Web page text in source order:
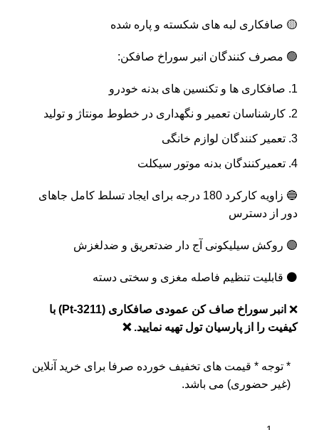
🟡 صافکاری لبه های شکسته و پاره شده
🟢 مصرف کنندگان انبر سوراخ صافکن:
صافکاری ها و تکنسین های بدنه خودرو
کارشناسان تعمیر و نگهداری در خطوط مونتاژ و تولید
تعمیر کنندگان لوازم خانگی
تعمیرکنندگان بدنه موتور سیکلت
🔵 زاویه کارکرد 180 درجه برای ایجاد تسلط کامل جاهای
دور از دسترس
🟣 روکش سیلیکونی آج دار ضدتعریق و ضدلغزش
⚫ قابلیت تنظیم فاصله مغزی و سختی دسته
❌
انبر سوراخ صاف کن عمودی صافکاری (Pt-3211) با
کیفیت را از پارسیان تول تهیه نمایید. ❌
* توجه * قیمت های تخفیف خورده صرفا برای خرید آنلاین
(غیر حضوری) می باشد.